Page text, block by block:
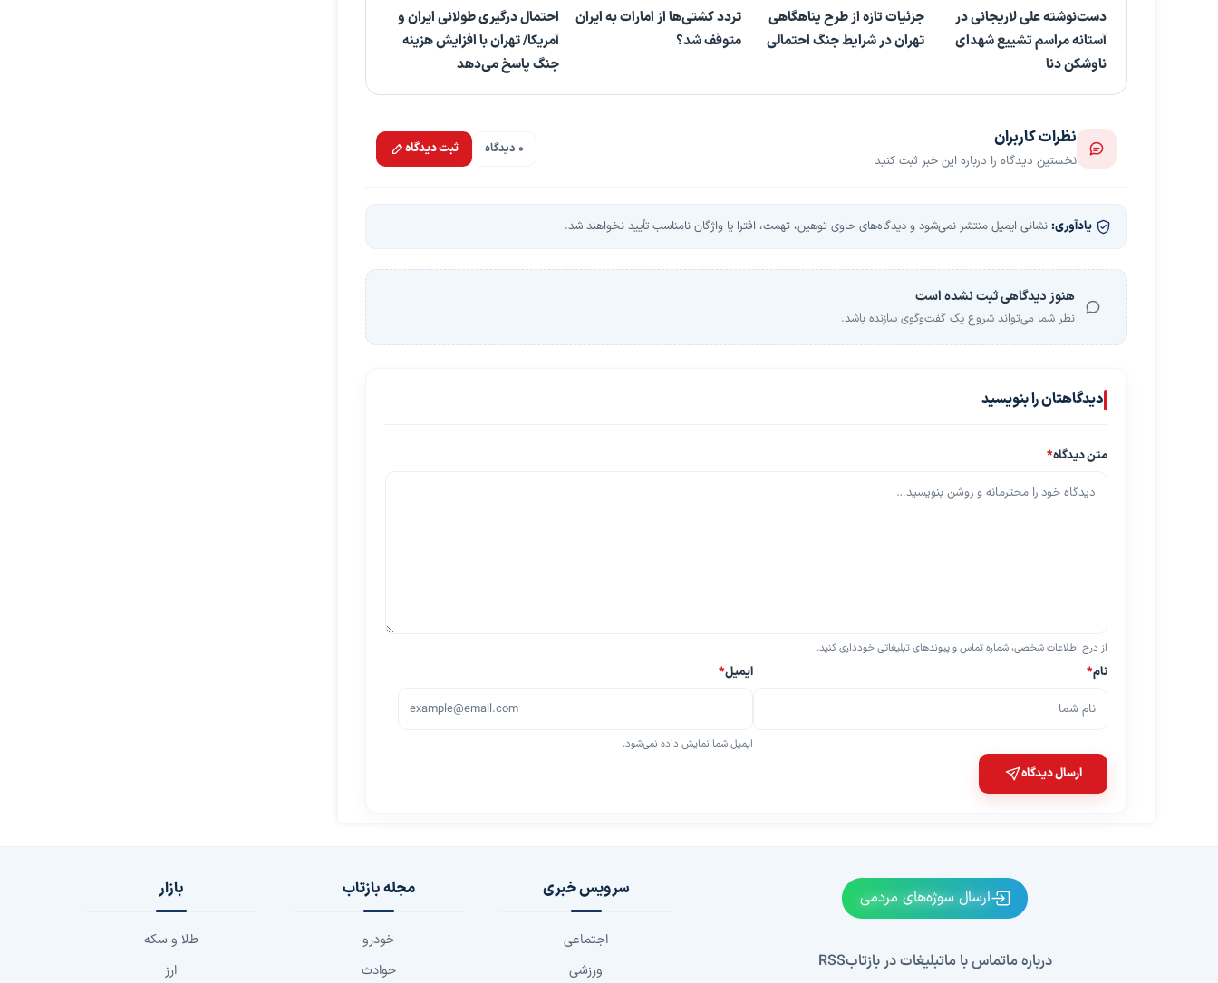
پخش ویدیو
دست‌نوشته‌ علی لاریجانی در
آستانه مراسم تشییع شهدای
ناوشکن دنا
جزئیات تازه از طرح پناهگاهی
تهران در شرایط جنگ احتمالی
تردد کشتی‌ها از امارات به ایران
متوقف شد؟
احتمال درگیری طولانی ایران و
آمریکا/ تهران با افزایش هزینه
جنگ پاسخ می‌دهد
نظرات کاربران
نخستین دیدگاه را درباره این خبر ثبت کنید
0 دیدگاه ثبت دیدگاه
یادآوری: نشانی ایمیل منتشر نمی‌شود و دیدگاه‌های حاوی توهین، تهمت، افترا یا واژگان نامناسب تأیید نخواهند شد.
هنوز دیدگاهی ثبت نشده است
نظر شما می‌تواند شروع یک گفت‌وگوی سازنده باشد.
دیدگاهتان را بنویسید
متن دیدگاه*
از درج اطلاعات شخصی، شماره تماس و پیوندهای تبلیغاتی خودداری کنید.
نام* ایمیل*
ایمیل شما نمایش داده نمی‌شود.
ارسال دیدگاه
ارسال سوژه‌های مردمی
درباره ماتماس با ماتبلیغات در بازتابRSS
سرویس خبری
اجتماعی
ورزشی
مجله بازتاب
خودرو
حوادث
بازار
طلا و سکه
ارز